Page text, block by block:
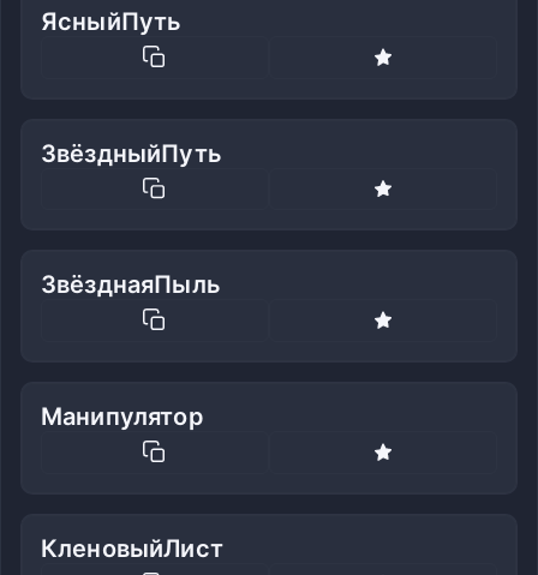
ЯсныйПуть
ЗвёздныйПуть
ЗвёзднаяПыль
Манипулятор
КленовыйЛист